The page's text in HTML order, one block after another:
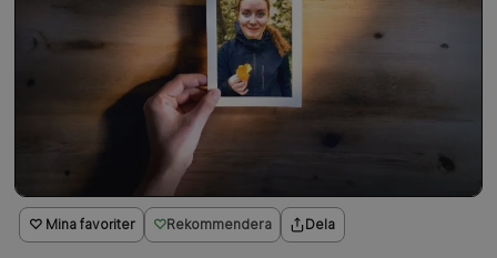
♡ Mina favoriter Rekommendera Dela